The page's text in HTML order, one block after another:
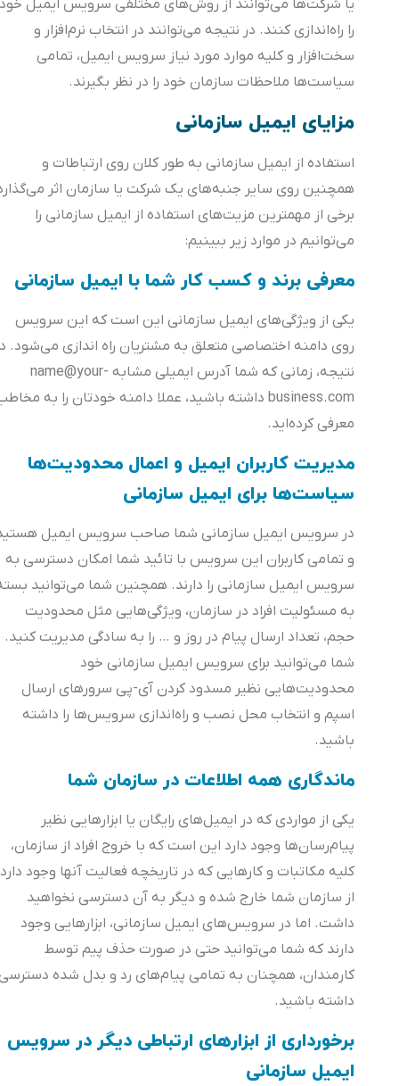
یا شرکت‌ها می‌توانند از روش‌های مختلفی سرویس ایمیل خود
را راه‌اندازی کنند. در نتیجه می‌توانند در انتخاب نرم‌افزار و
سخت‌افزار و کلیه موارد مورد نیاز سرویس ایمیل، تمامی
سیاست‌ها ملاحظات سازمان خود را در نظر بگیرند.
مزایای ایمیل سازمانی
استفاده از ایمیل سازمانی به طور کلان روی ارتباطات و
همچنین روی سایر جنبه‌های یک شرکت یا سازمان اثر می‌گذارد.
برخی از مهمترین مزیت‌های استفاده از ایمیل سازمانی را
معرفی برند و کسب کار شما با ایمیل سازمانی
یکی از ویژگی‌های ایمیل سازمانی این است که این سرویس
روی دامنه اختصاصی متعلق به مشتریان راه اندازی می‌شود. در
نتیجه، زمانی که شما آدرس ایمیلی مشابه name@your-
business.com داشته باشید، عملا دامنه خودتان را به مخاطب
معرفی کرده‌اید.
مدیریت کاربران ایمیل و اعمال محدودیت‌ها
سیاست‌ها برای ایمیل سازمانی
در سرویس ایمیل سازمانی شما صاحب سرویس ایمیل هستید
و تمامی کاربران این سرویس با تائید شما امکان دسترسی به
سرویس ایمیل سازمانی را دارند. همچنین شما می‌توانید بسته
به مسئولیت افراد در سازمان، ویژگی‌هایی مثل محدودیت
حجم، تعداد ارسال پیام در روز و … را به سادگی مدیریت کنید.
شما می‌توانید برای سرویس ایمیل سازمانی خود
محدودیت‌هایی نظیر مسدود کردن آی-پی سرورهای ارسال
اسپم و انتخاب محل نصب و راه‌اندازی سرویس‌ها را داشته
باشید.
ماندگاری همه اطلاعات در سازمان شما
یکی از مواردی که در ایمیل‌های رایگان یا ابزارهایی نظیر
پیام‌رسان‌ها وجود دارد این است که با خروج افراد از سازمان،
کلیه مکاتبات و کارهایی که در تاریخچه فعالیت آنها وجود دارد،
از سازمان شما خارج شده و دیگر به آن دسترسی نخواهید
داشت. اما در سرویس‌های ایمیل سازمانی، ابزارهایی وجود
دارند که شما می‌توانید حتی در صورت حذف پیم توسط
کارمندان، همچنان به تمامی پیام‌های رد و بدل شده دسترسی
داشته باشید.
برخورداری از ابزارهای ارتباطی دیگر در سرویس
ایمیل سازمانی